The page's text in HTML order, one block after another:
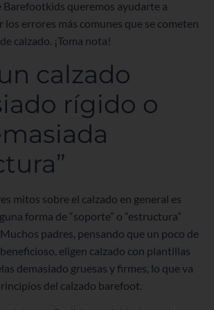
Barefootkids queremos ayudarte a
errores más comunes que se cometen
calzado. ¡Toma nota!
calzado
rígido o
mitos sobre el calzado en general es
forma de “soporte” o “estructura”
padres, pensando que un poco de
eligen calzado con plantillas
demasiado gruesas y firmes, lo que va
del calzado barefoot.